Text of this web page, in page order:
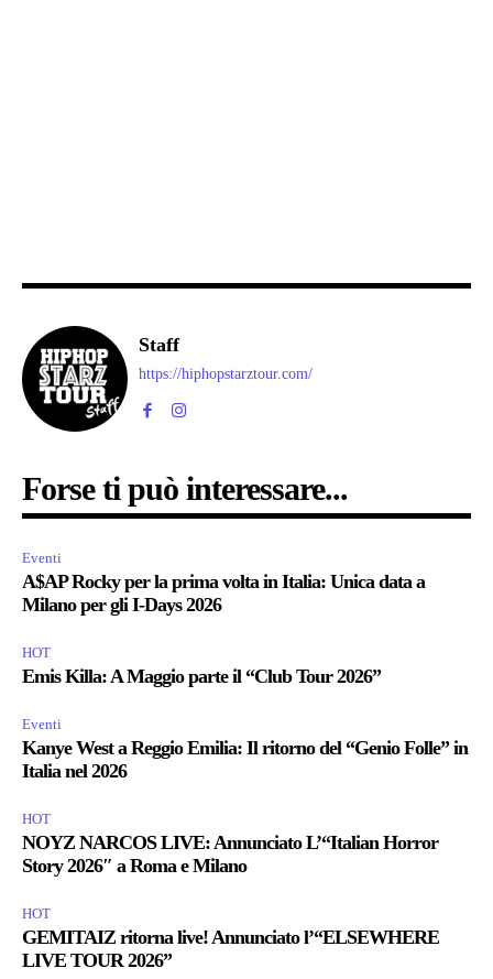
Staff
https://hiphopstarztour.com/
Forse ti può interessare...
Eventi
A$AP Rocky per la prima volta in Italia: Unica data a
Milano per gli I-Days 2026
HOT
Emis Killa: A Maggio parte il “Club Tour 2026”
Eventi
Kanye West a Reggio Emilia: Il ritorno del “Genio Folle” in
Italia nel 2026
HOT
NOYZ NARCOS LIVE: Annunciato L’“Italian Horror
Story 2026″ a Roma e Milano
HOT
GEMITAIZ ritorna live! Annunciato l’“ELSEWHERE
LIVE TOUR 2026”